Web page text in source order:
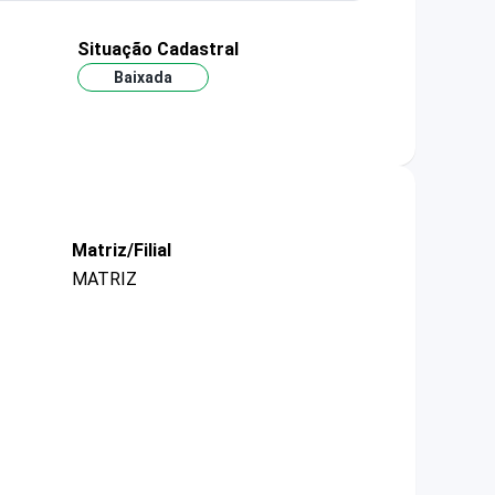
Situação Cadastral
Baixada
Matriz/Filial
MATRIZ